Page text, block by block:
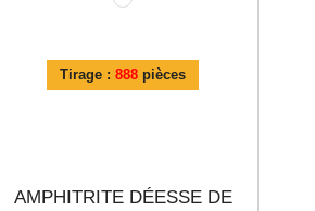
Tirage :888 pièces
AMPHITRITE DÉESSE DE